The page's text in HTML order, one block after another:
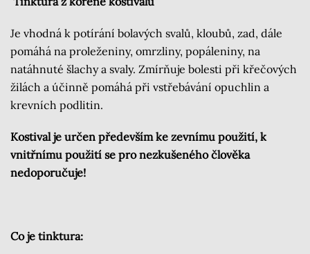
Je vhodná k potírání bolavých svalů, kloubů, zad, dále
pomáhá na proleženiny, omrzliny, popáleniny, na
natáhnuté šlachy a svaly. Zmírňuje bolesti při křečových
žilách a účinně pomáhá při vstřebávání opuchlin a
krevních podlitin.
Kostival je určen především ke zevnímu použití, k
vnitřnímu použití se pro nezkušeného člověka
nedoporučuje!
Co je tinktura: